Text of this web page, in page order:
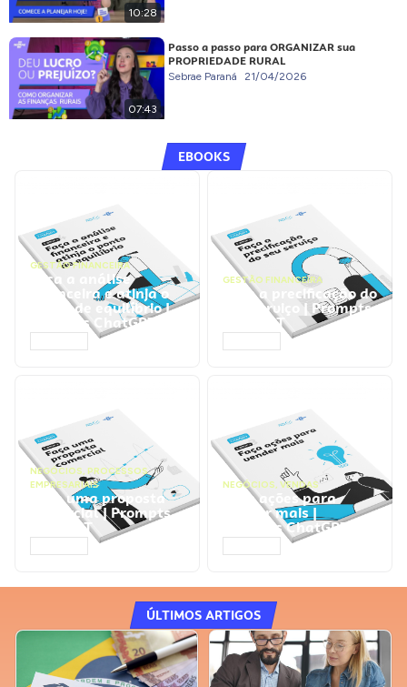
10:28
07:43
Passo a passo para ORGANIZAR sua
PROPRIEDADE RURAL
Sebrae Paraná 21/04/2026
EBOOKS
GESTÃO FINANCEIRA
Faça a análise
financeira e atinja o
ponto de equilíbrio |
Prompts ChatGPT
GESTÃO FINANCEIRA
Faça a precificação do
seu serviço | Prompts
ChatGPT
NEGÓCIOS, PROCESSOS
EMPRESARIAIS
Faça uma proposta
comercial | Prompts
ChatGPT
NEGÓCIOS, VENDAS
Faça ações para
vender mais |
Prompts ChatGPT
ÚLTIMOS ARTIGOS